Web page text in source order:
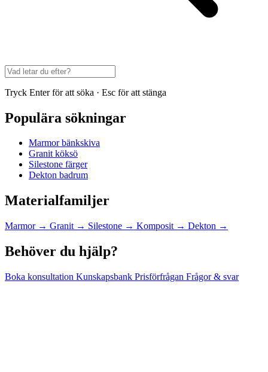
Tryck Enter för att söka · Esc för att stänga
Populära sökningar
Marmor bänkskiva
Granit köksö
Silestone färger
Dekton badrum
Materialfamiljer
Marmor → Granit → Silestone → Komposit → Dekton →
Behöver du hjälp?
Boka konsultation Kunskapsbank Prisförfrågan Frågor & svar